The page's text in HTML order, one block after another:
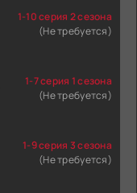
1-10 серия 2 сезона
(Не требуется)
1-7 серия 1 сезона
(Не требуется)
1-9 серия 3 сезона
(Не требуется)